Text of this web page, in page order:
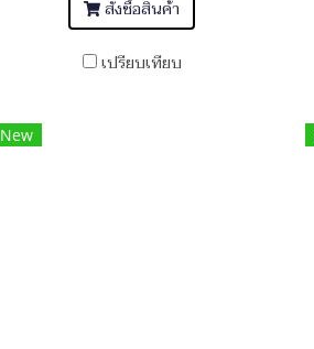
สั่งซื้อสินค้า
เปรียบเทียบ
New